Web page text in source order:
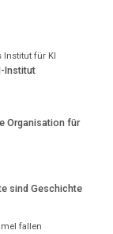
Institut für KI
Institut
Organisation für
sind Geschichte
fallen